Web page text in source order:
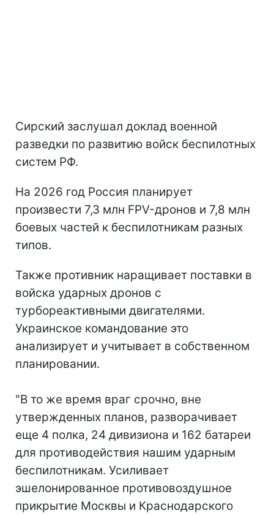
Сирский заслушал доклад военной
разведки по развитию войск беспилотных
систем РФ.
На 2026 год Россия планирует
произвести 7,3 млн FPV-дронов и 7,8 млн
боевых частей к беспилотникам разных
типов.
Также противник наращивает поставки в
войска ударных дронов с
турбореактивными двигателями.
Украинское командование это
анализирует и учитывает в собственном
планировании.
"В то же время враг срочно, вне
утвержденных планов, разворачивает
еще 4 полка, 24 дивизиона и 162 батареи
для противодействия нашим ударным
беспилотникам. Усиливает
эшелонированное противовоздушное
прикрытие Москвы и Краснодарского